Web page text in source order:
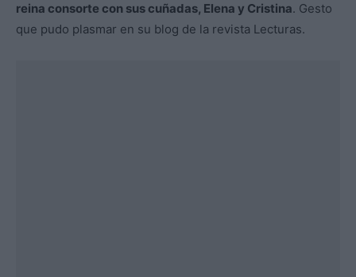
reina consorte con sus cuñadas, Elena y Cristina. Gesto
que pudo plasmar en su blog de la revista Lecturas.